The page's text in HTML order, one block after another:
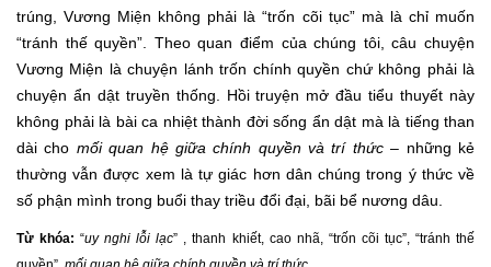
trúng, Vương Miện không phải là “trốn cõi tục” mà là chỉ muốn
“tránh thế quyền”. Theo quan điểm của chúng tôi, câu chuyện
Vương Miện là chuyện lánh trốn chính quyền chứ không phải là
chuyện ẩn dật truyền thống. Hồi truyện mở đầu tiểu thuyết này
không phải là bài ca nhiệt thành đời sống ẩn dật mà là tiếng than
dài cho mối quan hệ giữa chính quyền và trí thức– những kẻ
thường vẫn được xem là tự giác hơn dân chúng trong ý thức về
số phận mình trong buổi thay triều đổi đại, bãi bể nương dâu.
Từ khóa: “uy nghi lỗi lạc” , thanh khiết, cao nhã, “trốn cõi tục”, “tránh thế